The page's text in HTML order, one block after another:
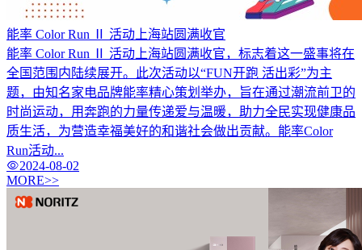
能率 Color Run Ⅱ 活动上海站圆满收官
能率 Color Run Ⅱ 活动上海站圆满收官，标志着这一盛事将在
全国范围内陆续展开。此次活动以“FUN开跑 活出彩”为主
题，由知名家电品牌能率精心策划举办，旨在通过潮流前卫的
时尚运动，用奔跑的力量传递爱与温暖，助力全民实现健康品
质生活，为营造幸福美好的和谐社会做出贡献。能率Color
Run活动...
2024-08-02
MORE>>